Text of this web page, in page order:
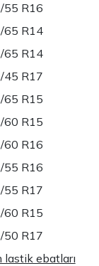
55 R16
65 R14
65 R14
45 R17
65 R15
60 R15
60 R16
55 R16
55 R17
60 R15
50 R17
lastik ebatları